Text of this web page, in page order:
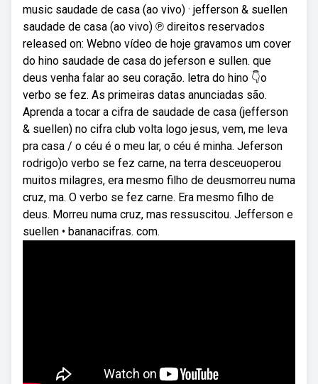
music saudade de casa (ao vivo) · jefferson & suellen
saudade de casa (ao vivo) ℗ direitos reservados
released on: Webno vídeo de hoje gravamos um cover
do hino saudade de casa do jeferson e sullen. que
deus venha falar ao seu coração. letra do hino 👇o
verbo se fez. As primeiras datas anunciadas são.
Aprenda a tocar a cifra de saudade de casa (jefferson
& suellen) no cifra club volta logo jesus, vem, me leva
pra casa / o céu é o meu lar, o céu é minha. Jeferson
rodrigo)o verbo se fez carne, na terra desceuoperou
muitos milagres, era mesmo filho de deusmorreu numa
cruz, ma. O verbo se fez carne. Era mesmo filho de
deus. Morreu numa cruz, mas ressuscitou. Jefferson e
suellen • bananacifras. com.